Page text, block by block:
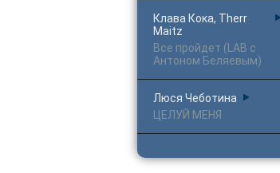
Клава Кока, Therr
Maitz
Все пройдет (LAB с
Антоном Беляевым)
Люся Чеботина
ЦЕЛУЙ МЕНЯ